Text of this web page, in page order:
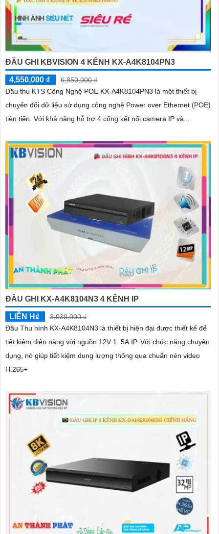
ĐẦU GHI KBVISION 4 KÊNH KX-A4K8104PN3
4,550,000 ₫
6,850,000 ₫
Đầu thu KTS Công Nghệ POE KX-A4K8104PN3 là một thiết bị
chuyển đổi dữ liệu sử dụng công nghệ Power over Ethernet (POE)
tiên tiến. Với khả năng hỗ trợ 4 cổng kết nối camera IP và...
ĐẦU GHI KX-A4K8104N3 4 KÊNH IP
LIÊN H₫
3,030,000 ₫
Đầu Thu hình KX-A4K8104N3 là thiết bị hiện đại được thiết kế để
tiết kiệm điện năng với nguồn 12V 1. 5A IP. Với chức năng chuyên
dụng, nó giúp tiết kiệm dung lượng thông qua chuẩn nén video
H.265+